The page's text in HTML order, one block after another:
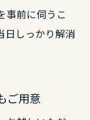
事前に伺うこ
日しっかり解消
ご用意